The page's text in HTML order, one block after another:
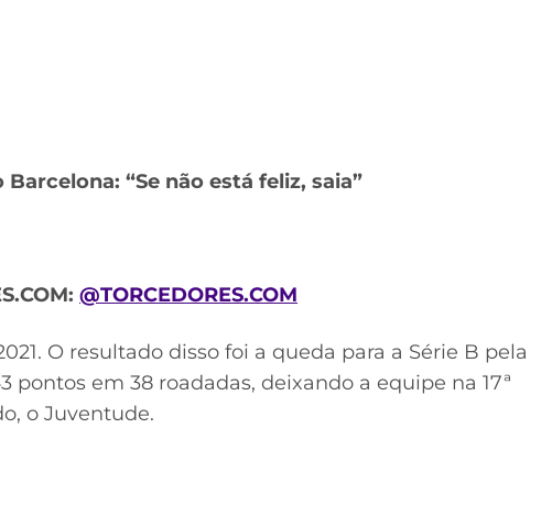
“Se não está feliz, saia”
@TORCEDORES.COM
O resultado disso foi a queda para a Série B pela
pontos em 38 roadadas, deixando a equipe na 17ª
o Juventude.